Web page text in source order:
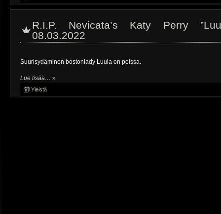
R.I.P. Nevicata’s Katy Perry
08.03.2022
Suurisydäminen bostonlady Luula on poissa.
Lue lisää… »
Yleistä